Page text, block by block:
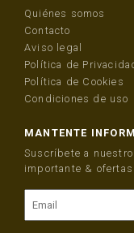
Quiénes somos
Contacto
Aviso legal
Política de
Política de Cookies
Condiciones de uso
MANTENTE
Suscríbete a
importante & ofertas